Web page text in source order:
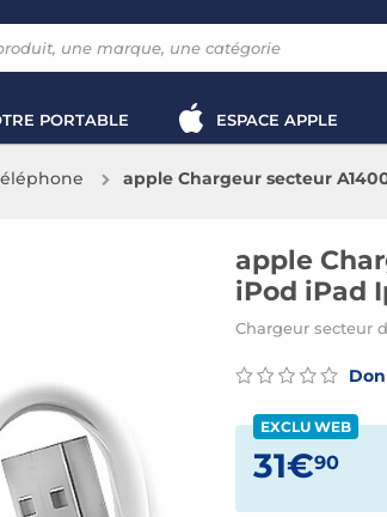
PORTABLE ESPACE APPLE
apple Chargeur secteur
apple
iPod iPad
Chargeur secteur
EXCLU WEB
31€90